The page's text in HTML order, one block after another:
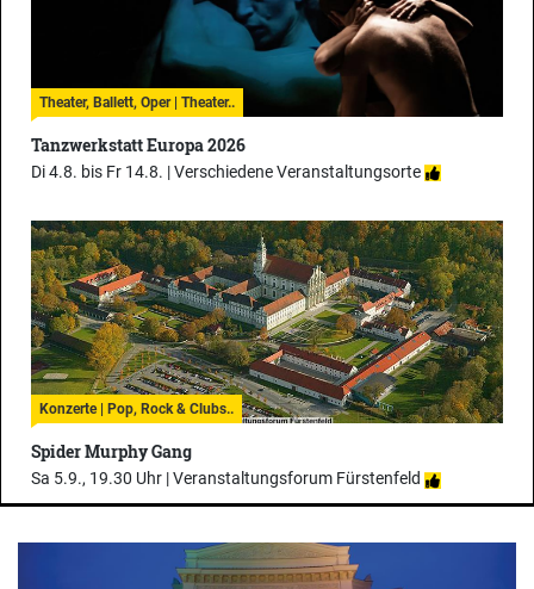
Theater, Ballett, Oper | Theater..
Tanzwerkstatt Europa 2026
Di 4.8. bis Fr 14.8. |Verschiedene Veranstaltungsorte
Konzerte | Pop, Rock & Clubs..
Spider Murphy Gang
Sa 5.9., 19.30 Uhr |Veranstaltungsforum Fürstenfeld